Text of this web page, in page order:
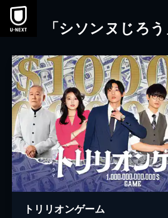
本文へスキップ
「シソンヌじろ
トリリオンゲーム